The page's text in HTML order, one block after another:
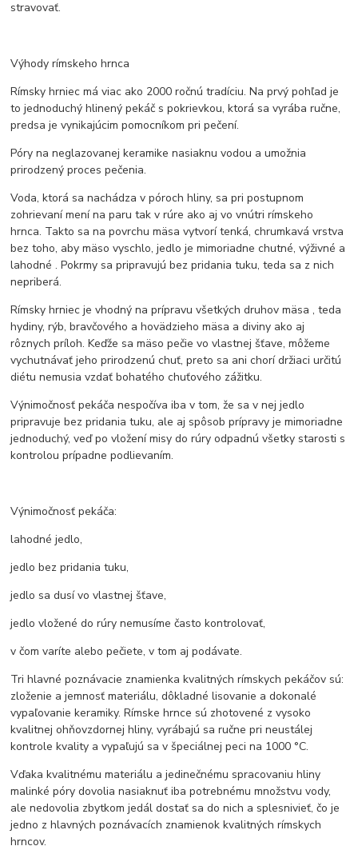
stravovať.
Výhody rímskeho hrnca
Rímsky hrniec má viac ako 2000 ročnú tradíciu. Na prvý pohľad je
to jednoduchý hlinený pekáč s pokrievkou, ktorá sa vyrába ručne,
predsa je vynikajúcim pomocníkom pri pečení.
Póry na neglazovanej keramike nasiaknu vodou a umožnia
prirodzený proces pečenia.
Voda, ktorá sa nachádza v póroch hliny, sa pri postupnom
zohrievaní mení na paru tak v rúre ako aj vo vnútri rímskeho
hrnca. Takto sa na povrchu mäsa vytvorí tenká, chrumkavá vrstva
bez toho, aby mäso vyschlo, jedlo je mimoriadne chutné, výživné a
lahodné . Pokrmy sa pripravujú bez pridania tuku, teda sa z nich
nepriberá.
Rímsky hrniec je vhodný na prípravu všetkých druhov mäsa , teda
hydiny, rýb, bravčového a hovädzieho mäsa a diviny ako aj
rôznych príloh. Keďže sa mäso pečie vo vlastnej šťave, môžeme
vychutnávať jeho prirodzenú chuť, preto sa ani chorí držiaci určitú
diétu nemusia vzdať bohatého chuťového zážitku.
Výnimočnosť pekáča nespočíva iba v tom, že sa v nej jedlo
pripravuje bez pridania tuku, ale aj spôsob prípravy je mimoriadne
jednoduchý, veď po vložení misy do rúry odpadnú všetky starosti s
kontrolou prípadne podlievaním.
Výnimočnosť pekáča:
lahodné jedlo,
jedlo bez pridania tuku,
jedlo sa dusí vo vlastnej šťave,
jedlo vložené do rúry nemusíme často kontrolovať,
v čom varíte alebo pečiete, v tom aj podávate.
Tri hlavné poznávacie znamienka kvalitných rímskych pekáčov sú:
zloženie a jemnosť materiálu, dôkladné lisovanie a dokonalé
vypaľovanie keramiky. Rímske hrnce sú zhotovené z vysoko
kvalitnej ohňovzdornej hliny, vyrábajú sa ručne pri neustálej
kontrole kvality a vypaľujú sa v špeciálnej peci na 1000 °C.
Vďaka kvalitnému materiálu a jedinečnému spracovaniu hliny
malinké póry dovolia nasiaknuť iba potrebnému množstvu vody,
ale nedovolia zbytkom jedál dostať sa do nich a splesnivieť, čo je
jedno z hlavných poznávacích znamienok kvalitných rímskych
hrncov.